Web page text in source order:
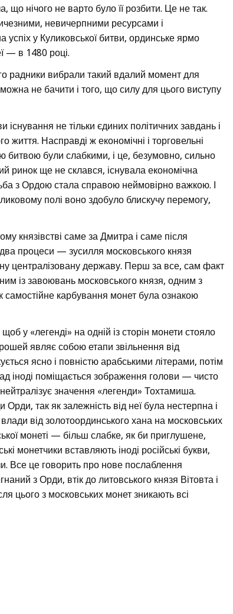
що нічого не варто було її розбити. Це не так.
невичерпними ресурсами і
у Куликовської битви, ординське ярмо
— в 1480 році.
радники вибрали такий вдалий момент для
не бачити і того, що силу для цього виступу
не тільки єдиних політичних завдань і
життя. Насправді ж економічні і торговельні
битвою були слабкими, і це, безумовно, сильно
ринок ще не склався, існувала економічна
з Ордою стала справою неймовірно важкою. І
полі воно здобуло блискучу перемогу,
князівстві саме за Дмитра і саме після
процеси — зусилля московського князя
централізовану державу. Перш за все, сам факт
із завоювань московського князя, одним з
самостійне карбування монет була ознакою
у «легенді» на одній із сторін монети стояло
являє собою етапи звільнення від
ясно і повністю арабськими літерами, потім
іноді поміщається зображення голови — чисто
значення «легенди» Тохтамиша.
так як залежність від неї була нестерпна і
від золотоординського хана на московських
монеті — більш слабке, як би приглушене,
монетчики вставляють іноді російські букви,
Все це говорить про нове послаблення
з Орди, втік до литовського князя Вітовта і
цього з московських монет зникають всі